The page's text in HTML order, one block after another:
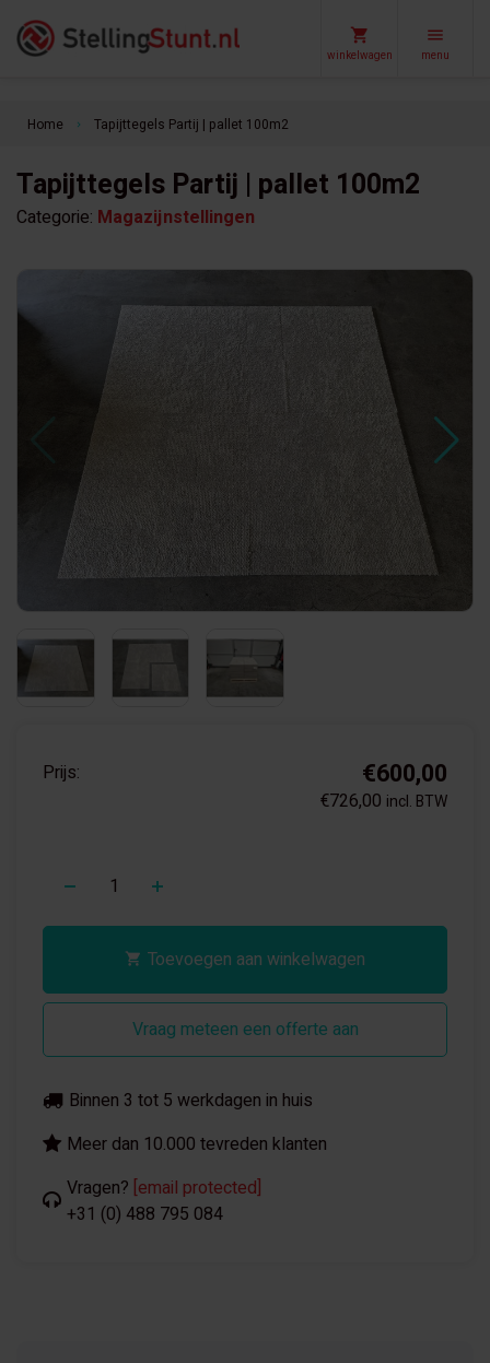
winkelwagen menu
Home keyboard_arrow_right Tapijttegels Partij | pallet 100m2
Tapijttegels Partij | pallet 100m2
Categorie: Magazijnstellingen
Prijs: €600,00
€726,00 incl. BTW
Toevoegen aan winkelwagen
Vraag meteen een offerte aan
Binnen 3 tot 5 werkdagen in huis
Meer dan 10.000 tevreden klanten
Vragen? [email protected]
+31 (0) 488 795 084